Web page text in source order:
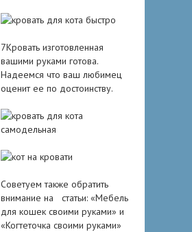
7Кровать изготовленная
вашими руками готова.
Надеемся что ваш любимец
оценит ее по достоинству.
Советуем также обратить
внимание на статьи: «Мебель
для кошек своими руками» и
«Когтеточка своими руками»